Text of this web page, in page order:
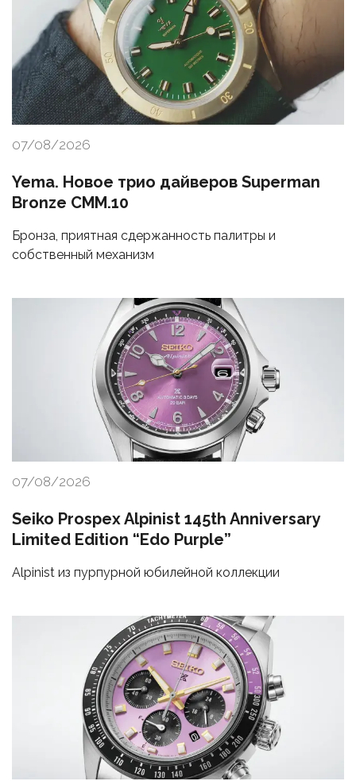
07/08/2026
Yema. Новое трио дайверов Superman
Bronze CMM.10
Бронза, приятная сдержанность палитры и
собственный механизм
07/08/2026
Seiko Prospex Alpinist 145th Anniversary
Limited Edition “Edo Purple”
Alpinist из пурпурной юбилейной коллекции